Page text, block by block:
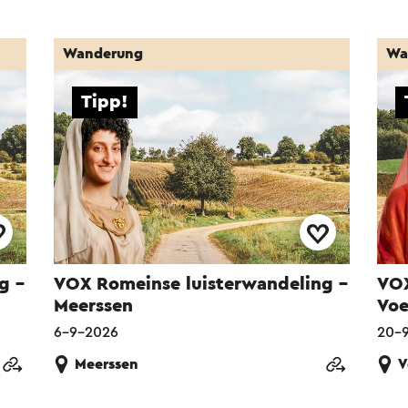
-
VOX Romeinse luisterwandeling -
Meerssen
Tipp!
Wanderung
6-9-2026
Meerssen
20-